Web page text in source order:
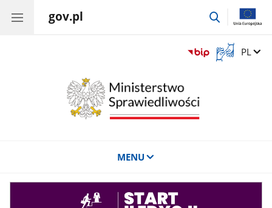
gov.pl
przejdź
Otwórz
okno
Zmień
PL
MENU